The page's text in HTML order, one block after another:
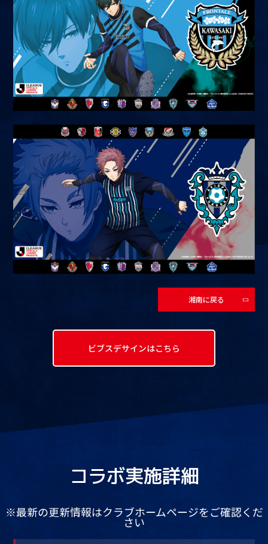
湘南に戻る
ビブスデサインはこちら
コラボ実施詳細
※最新の更新情報はクラブホームページをご確認くだ
さい